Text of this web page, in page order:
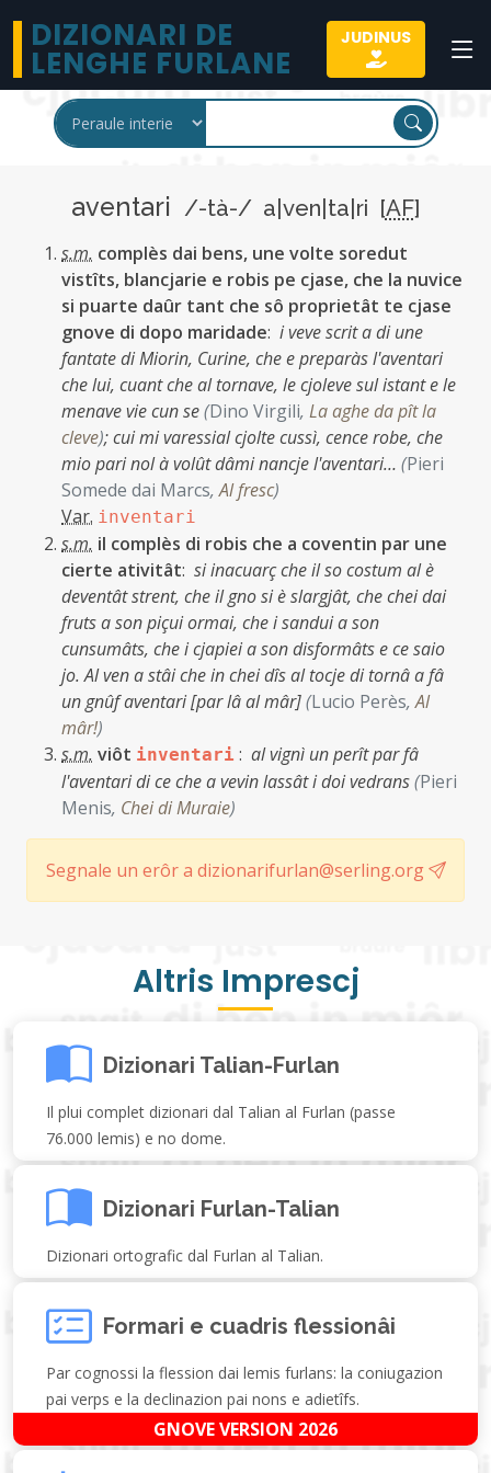
DIZIONARI DE
LENGHE FURLANE
JUDINUS
aventari /-tà-/ a|ven|ta|ri [AF]
s.m. complès dai bens, une volte soredut
vistîts, blancjarie e robis pe cjase, che la nuvice
si puarte daûr tant che sô proprietât te cjase
gnove di dopo maridade: i veve scrit a di une
fantate di Miorin, Curine, che e preparàs l'aventari
che lui, cuant che al tornave, le cjoleve sul istant e le
menave vie cun se(Dino Virgili, La aghe da pît la
cleve);cui mi varessial cjolte cussì, cence robe, che
mio pari nol à volût dâmi nancje l'aventari… (Pieri
Somede dai Marcs,Al fresc)
Var. inventari
s.m. il complès di robis che a coventin par une
cierte ativitât: si inacuarç che il so costum al è
deventât strent, che il gno si è slargjât, che chei dai
fruts a son piçui ormai, che i sandui a son
cunsumâts, che i cjapiei a son disformâts e ce saio
jo. Al ven a stâi che in chei dîs al tocje di tornâ a fâ
un gnûf aventari [par lâ al mâr](Lucio Perès,Al
mâr!)
s.m. viôt inventari : al vignì un perît par fâ
l'aventari di ce che a vevin lassât i doi vedrans(Pieri
Menis, Chei di Muraie)
Segnale un erôr a dizionarifurlan@serling.org
Altris Imprescj
Dizionari Talian-Furlan
Il plui complet dizionari dal Talian al Furlan (passe
76.000 lemis) e no dome.
Dizionari Furlan-Talian
Dizionari ortografic dal Furlan al Talian.
Formari e cuadris flessionâi
Par cognossi la flession dai lemis furlans: la coniugazion
pai verps e la declinazion pai nons e adietîfs.
GNOVE VERSION 2026